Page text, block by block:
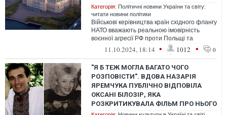
Категорія: Політичні новини України та світу:
читати новини політики
Військові керівництва країн східного флангу
НАТО вважають реальною імовірність
воєнної агресії РФ проти Польщі та
Балтійських країн. Тому переконані, ...
11.10.2024, 18:14 • 1012 • 0
"Я Б ТЕЖ МОГЛА БАГАТО ЧОГО
РОЗПОВІСТИ". ВДОВА НАЗАРІЯ
ЯРЕМЧУКА ПУБЛІЧНО ВІДПОВІЛА
ОКСАНІ БІЛОЗІР, ЯКА
РОЗКРИТИКУВАЛА ФІЛЬМ ПРО НЬОГО